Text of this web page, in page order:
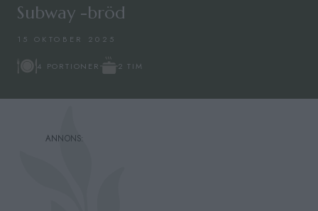
Subway -bröd
15 OKTOBER 2025
4 PORTIONER 2 TIM